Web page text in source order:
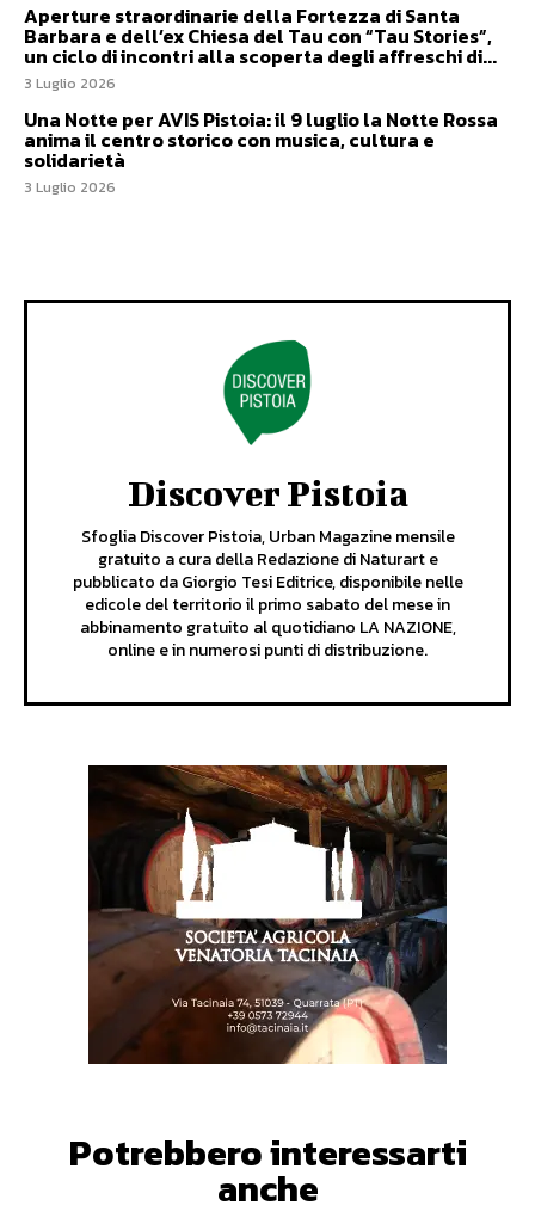
Aperture straordinarie della Fortezza di Santa
Barbara e dell’ex Chiesa del Tau con “Tau Stories”,
un ciclo di incontri alla scoperta degli affreschi di...
3 Luglio 2026
Una Notte per AVIS Pistoia: il 9 luglio la Notte Rossa
anima il centro storico con musica, cultura e
solidarietà
3 Luglio 2026
Discover Pistoia
Sfoglia Discover Pistoia, Urban Magazine mensile
gratuito a cura della Redazione di Naturart e
pubblicato da Giorgio Tesi Editrice, disponibile nelle
edicole del territorio il primo sabato del mese in
abbinamento gratuito al quotidiano LA NAZIONE,
online e in numerosi punti di distribuzione.
Potrebbero interessarti
anche